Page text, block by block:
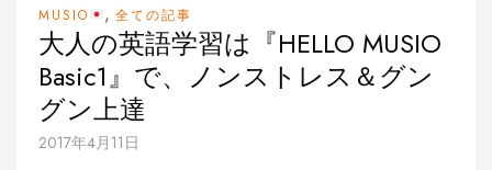
MUSIO , 全ての記事
大人の英語学習は『HELLO MUSIO
Basic1』で、ノンストレス＆グン
グン上達
2017年4月11日